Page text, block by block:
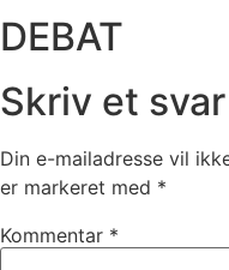
DEBAT
Skriv et svar
Din e-mailadresse vil
er markeret med *
Kommentar *